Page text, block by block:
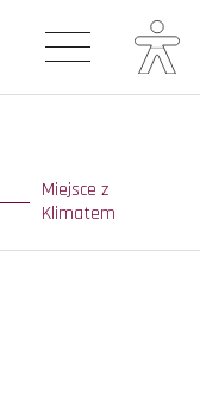
Miejsce z
Klimatem